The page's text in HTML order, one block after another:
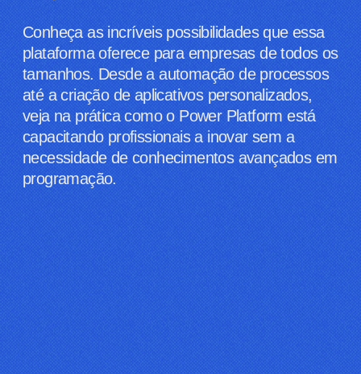
Conheça as incríveis possibilidades que essa
plataforma oferece para empresas de todos os
tamanhos. Desde a automação de processos
até a criação de aplicativos personalizados,
veja na prática como o Power Platform está
capacitando profissionais a inovar sem a
necessidade de conhecimentos avançados em
programação.